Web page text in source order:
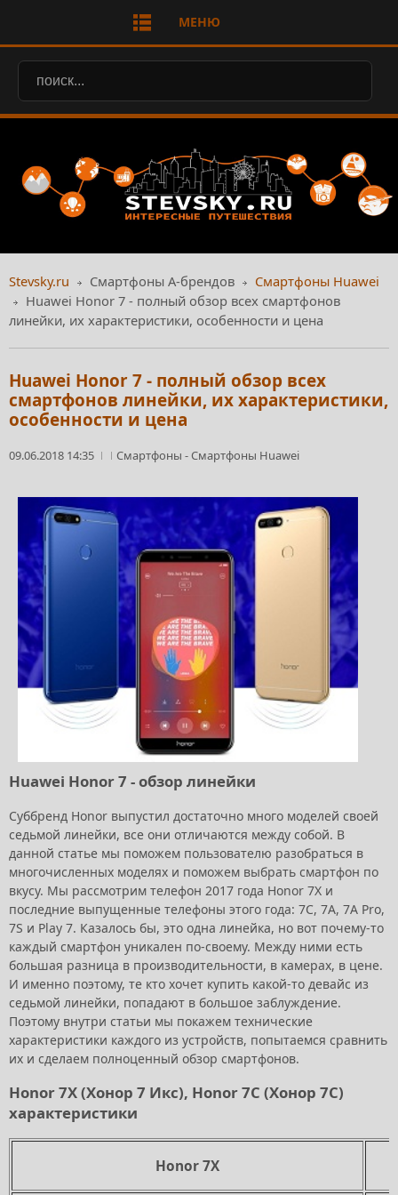
МЕНЮ
Stevsky.ru Смартфоны А-брендов
Смартфоны Huawei
Huawei Honor 7 - полный обзор всех смартфонов
линейки, их характеристики, особенности и цена
Huawei Honor 7 - полный обзор всех
смартфонов линейки, их характеристики,
особенности и цена
09.06.2018 14:35 Смартфоны -Смартфоны Huawei
Huawei Honor 7 - обзор линейки
Суббренд Honor выпустил достаточно много моделей своей
седьмой линейки, все они отличаются между собой. В
данной статье мы поможем пользователю разобраться в
многочисленных моделях и поможем выбрать смартфон по
вкусу. Мы рассмотрим телефон 2017 года Honor 7X и
последние выпущенные телефоны этого года: 7C, 7A, 7A Pro,
7S и Play 7. Казалось бы, это одна линейка, но вот почему-то
каждый смартфон уникален по-своему. Между ними есть
большая разница в производительности, в камерах, в цене.
И именно поэтому, те кто хочет купить какой-то девайс из
седьмой линейки, попадают в большое заблуждение.
Поэтому внутри статьи мы покажем технические
характеристики каждого из устройств, попытаемся сравнить
их и сделаем полноценный обзор смартфонов.
Honor 7X (Хонор 7 Икс), Honor 7C (Хонор 7С)
характеристики
Honor 7X